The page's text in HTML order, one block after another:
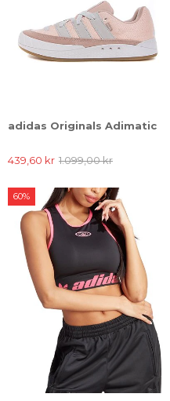
adidas Originals Adimatic
439,60 kr 1.099,00 kr
60%